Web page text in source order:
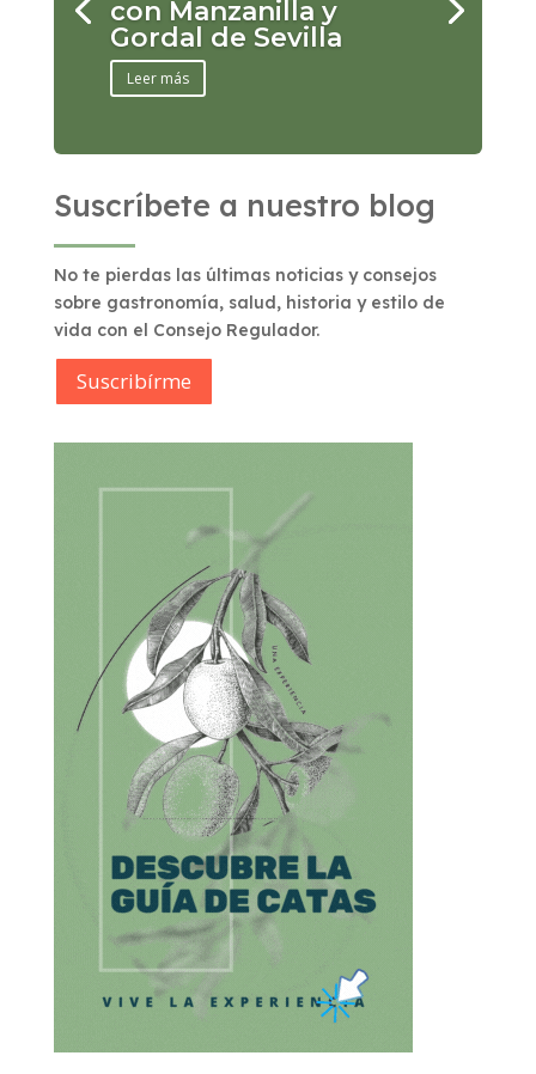
con Manzanilla y
Gordal de Sevilla
Leer más
Suscríbete a nuestro blog
No te pierdas las últimas noticias y consejos
sobre gastronomía, salud, historia y estilo de
vida con el Consejo Regulador.
Suscribírme